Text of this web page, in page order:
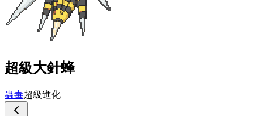
超級大針蜂
蟲毒超級進化